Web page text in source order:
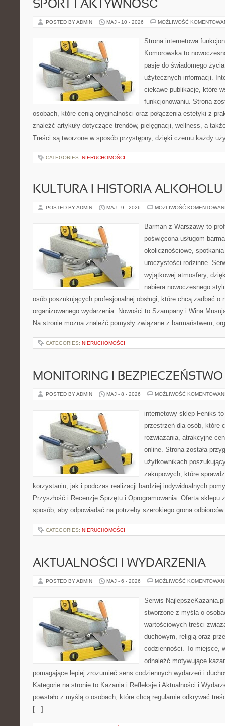
SPORT I AKTYWNOŚĆ
POSTED BY ADMIN MAJ - 10 - 2026 MOŻLIWOŚĆ
Strona internetowa
Komorowska to
pasję do świadomego
użytecznych informacji.
ciekawe publikacje, które
funkcjonowaniu. Strona
osobach, które cenią oryginalności oraz połączenia estetyki z
znaleźć artykuły dotyczące trendów, pielęgnacji, wellness, a
Treści są tworzone w sposób przystępny, dzięki czemu każdy
CATEGORIES: NIERUCHOMOŚCI
KULTURA I HISTORIA ALKOHOLU
POSTED BY ADMIN MAJ - 9 - 2026 MOŻLIWOŚĆ
Barman z Warszawy to
poświęcona usługom
okolicznościowe,
uroczystości rodzinne.
wyjątkowej atmosfery,
nabiera nowoczesnego
osób poszukujących profesjonalnej obsługi, które chcą zadbać o
organizowanego wydarzenia. Nowości to Szampany i Wina
Na stronie można znaleźć pomysły związane z barmaństwem,
CATEGORIES: NIERUCHOMOŚCI
MONITORING I
POSTED BY ADMIN MAJ - 8 - 2026 MOŻLIWOŚĆ
internetowy sklep Feniks
przestrzeń dla osób, które
rozwiązania, atrakcyjne
online. Strona została
użytkownikach
zakupowych, które
korzystaniu, jak i podczas realizacji bardziej indywidualnych
Przyszłość i Recenzje Sprzętu i Oprogramowania. Oferta sklepu
sposób, aby odpowiadać na potrzeby szerokiego grona
CATEGORIES: NIERUCHOMOŚCI
AKTUALNOŚCI I WYDARZENIA
POSTED BY ADMIN MAJ - 6 - 2026 MOŻLIWOŚĆ
Serwis
stworzone z myślą o
wartościowych treści
duchowym, religią oraz
codzienności. To miejsce,
odnaleźć motywujące
pomagające lepiej zrozumieć sens codziennych wydarzeń i
Kategorie na stronie to Kazania i Refleksje i Aktualności i
powstało z myślą o osobach, które chcą regularnie odkrywać
[…]